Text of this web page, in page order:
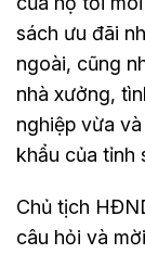
sách ưu đãi
ngoài, cũng
nhà xưởng,
nghiệp vừa
khẩu của tỉnh
Chủ tịch
câu hỏi và